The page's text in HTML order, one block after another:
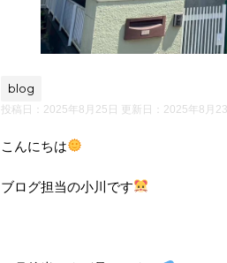
blog
投稿日：2025年8月25日 更新日： 2025年8月
こんにちは
ブログ担当の小川です